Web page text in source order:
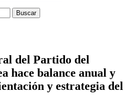
del Partido del
hace balance anual y
y estrategia del